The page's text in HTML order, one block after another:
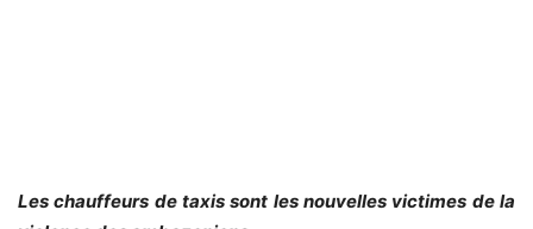
Les chauffeurs de taxis sont les nouvelles victimes de la